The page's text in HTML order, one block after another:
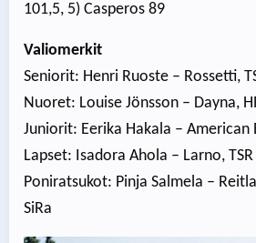
101,5, 5) Casperos 89
Valiomerkit
Seniorit: Henri Ruoste – Rossetti,
Nuoret: Louise Jönsson – Dayna,
Juniorit: Eerika Hakala – American
Lapset: Isadora Ahola – Larno, TSR
Poniratsukot: Pinja Salmela –
SiRa